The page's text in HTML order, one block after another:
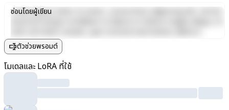
Lorem ipsum dolor sit amet, consectetur adipiscing elit, sed do
laboris nisi ut aliquip ex ea commodo consequat. Duis aute irure
dolor in reprehenderit in voluptate velit esse cillum dolore eu
fugiat nulla pariatur. Excepteur sint occaecat cupidatat non
proident, sunt in culpa qui officia deserunt mollit anim id est
ซ่อนโดยผู้เขียน
ตัวช่วยพรอมต์
โมเดลและ LoRA ที่ใช้